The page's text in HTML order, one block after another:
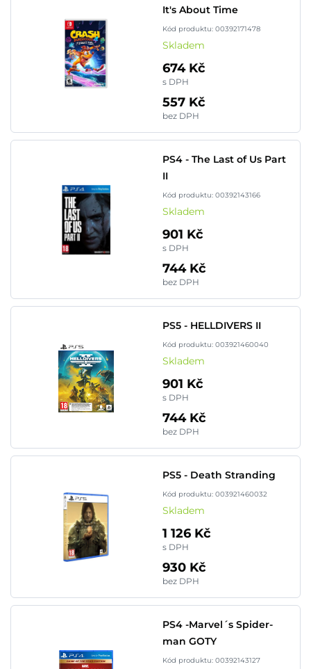
It's About Time
Kód produktu: 00392171478
Skladem
674 Kč
s DPH
557 Kč
bez DPH
PS4 - The Last of Us Part
II
Kód produktu: 00392143166
Skladem
901 Kč
s DPH
744 Kč
bez DPH
PS5 - HELLDIVERS II
Kód produktu: 003921460040
Skladem
901 Kč
s DPH
744 Kč
bez DPH
PS5 - Death Stranding
Kód produktu: 003921460032
Skladem
1 126 Kč
s DPH
930 Kč
bez DPH
PS4 -Marvel´s Spider-
man GOTY
Kód produktu: 00392143127